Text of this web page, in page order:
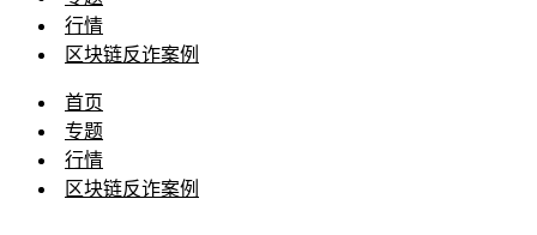
行情
区块链反诈案例
首页
专题
行情
区块链反诈案例